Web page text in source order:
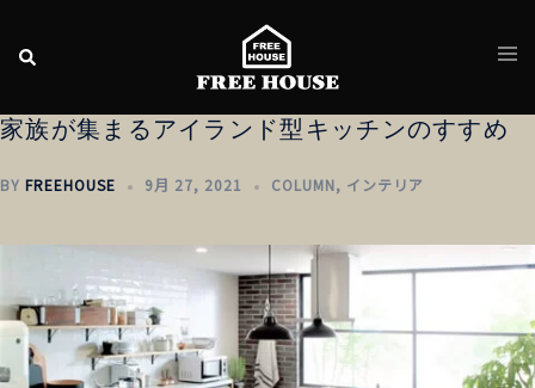
家族が集まるアイランド型キッチンのすすめ
BY FREEHOUSE 9月 27, 2021 COLUMN, インテリア